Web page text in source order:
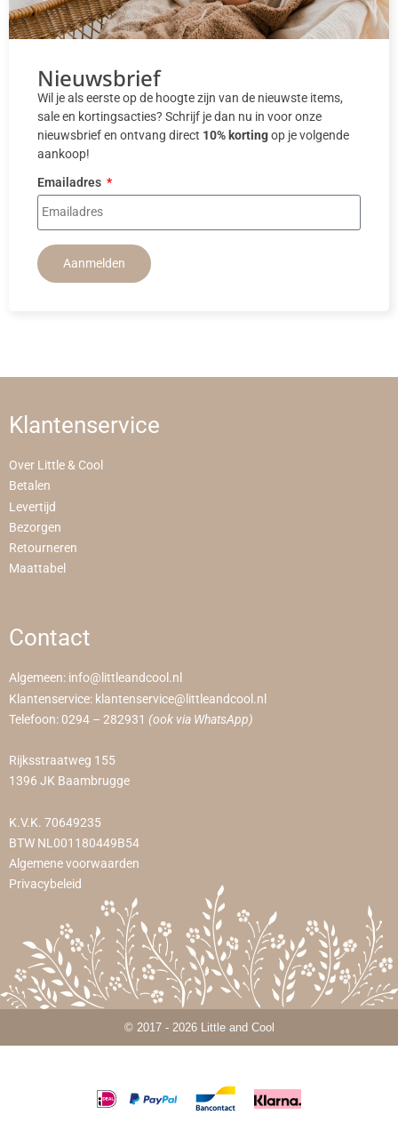
Nieuwsbrief
Wil je als eerste op de hoogte zijn van de nieuwste items,
sale en kortingsacties? Schrijf je dan nu in voor onze
nieuwsbrief en ontvang direct 10% kortingop je volgende
aankoop!
Emailadres
Aanmelden
Klantenservice
Over Little & Cool
Betalen
Levertijd
Bezorgen
Retourneren
Maattabel
Contact
Algemeen: info@littleandcool.nl
Klantenservice: klantenservice@littleandcool.nl
Telefoon: 0294 – 282931 (ook via WhatsApp)
Rijksstraatweg 155
1396 JK Baambrugge
K.V.K. 70649235
BTW NL001180449B54
Algemene voorwaarden
Privacybeleid
© 2017 - 2026 Little and Cool